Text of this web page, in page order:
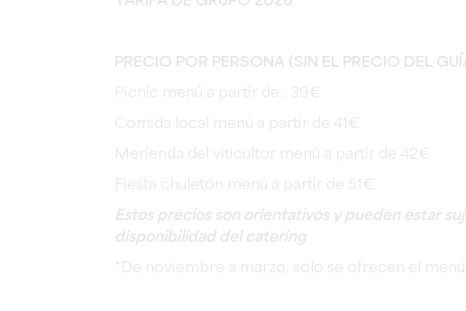
PRECIO POR PERSONA (SIN EL PRECIO DEL
Picnic menú a partir de : 39€
Comida local menú a partir de 41€
Merienda del viticultor menú a partir de 42€
Fiesta chuletón menú a partir de 51€
Estos precios son orientativos y pueden estar
disponibilidad del catering
*De noviembre a marzo, solo se ofrecen el